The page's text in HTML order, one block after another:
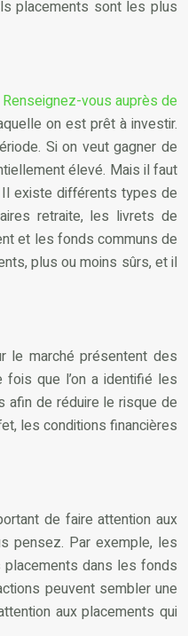
placements sont les plus
Renseignez-vous auprès de
on est prêt à investir.
Si on veut gagner de
élevé. Mais il faut
Il existe différents types de
retraite, les livrets de
et les fonds communs de
plus ou moins sûrs, et il
le marché présentent des
que l’on a identifié les
afin de réduire le risque de
les conditions financières
de faire attention aux
pensez. Par exemple, les
dans les fonds
peuvent sembler une
aux placements qui